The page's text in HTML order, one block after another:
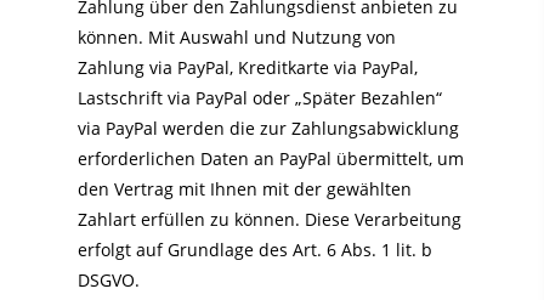
Zahlung über den Zahlungsdienst anbieten zu
können. Mit Auswahl und Nutzung von
Zahlung via PayPal, Kreditkarte via PayPal,
Lastschrift via PayPal oder „Später Bezahlen“
via PayPal werden die zur Zahlungsabwicklung
erforderlichen Daten an PayPal übermittelt, um
den Vertrag mit Ihnen mit der gewählten
Zahlart erfüllen zu können. Diese Verarbeitung
erfolgt auf Grundlage des Art. 6 Abs. 1 lit. b
DSGVO.